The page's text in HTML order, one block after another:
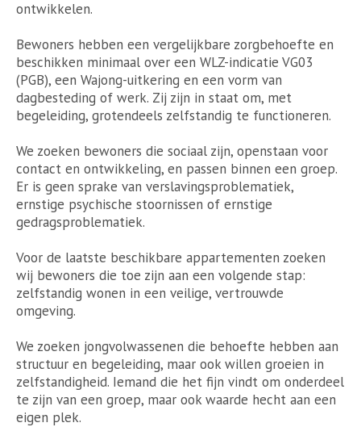
ontwikkelen.
Bewoners hebben een vergelijkbare zorgbehoefte en
beschikken minimaal over een WLZ-indicatie VG03
(PGB), een Wajong-uitkering en een vorm van
dagbesteding of werk. Zij zijn in staat om, met
begeleiding, grotendeels zelfstandig te functioneren.
We zoeken bewoners die sociaal zijn, openstaan voor
contact en ontwikkeling, en passen binnen een groep.
Er is geen sprake van verslavingsproblematiek,
ernstige psychische stoornissen of ernstige
gedragsproblematiek.
Voor de laatste beschikbare appartementen zoeken
wij bewoners die toe zijn aan een volgende stap:
zelfstandig wonen in een veilige, vertrouwde
omgeving.
We zoeken jongvolwassenen die behoefte hebben aan
structuur en begeleiding, maar ook willen groeien in
zelfstandigheid. Iemand die het fijn vindt om onderdeel
te zijn van een groep, maar ook waarde hecht aan een
eigen plek.